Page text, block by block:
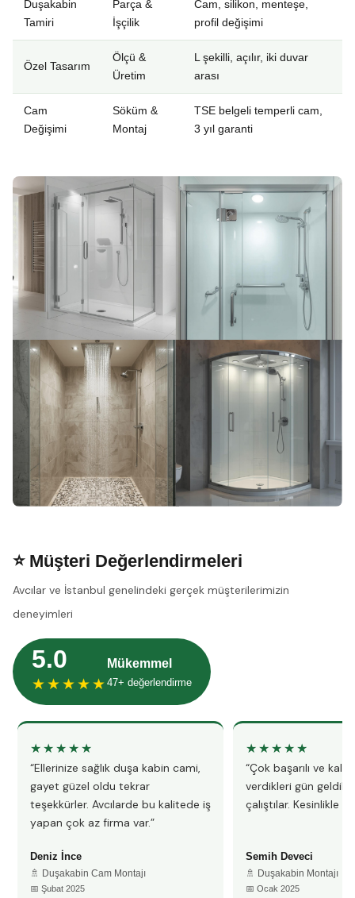
Duşakabin
Tamiri
Parça &
İşçilik
Cam, silikon, menteşe,
profil değişimi
Özel Tasarım
Ölçü &
Üretim
L şekilli, açılır, iki duvar
arası
Cam
Değişimi
Söküm &
Montaj
TSE belgeli temperli cam,
3 yıl garanti
⭐ Müşteri Değerlendirmeleri
Avcılar ve İstanbul genelindeki gerçek müşterilerimizin
deneyimleri
5.0
★★★★★
Mükemmel
47+ değerlendirme
★★★★★
“Ellerinize sağlık duşa kabin cami,
gayet güzel oldu tekrar
teşekkürler. Avcılarde bu kalitede iş
yapan çok az firma var.”
Deniz İnce
🚿 Duşakabin Cam Montajı
📅 Şubat 2025
★★★★★
“Çok başarılı ve
verdikleri gün
çalıştılar. Kesinlikle
Semih Deveci
🚿 Duşakabin Montajı
📅 Ocak 2025